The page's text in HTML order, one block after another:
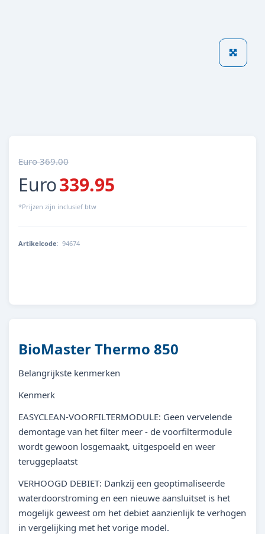
Euro 369.00
Euro339.95
*Prijzen zijn inclusief btw
Artikelcode: 94674
BioMaster Thermo 850
Belangrijkste kenmerken
Kenmerk
EASYCLEAN-VOORFILTERMODUL​E: Geen vervelende
demontage van het filter meer - de voorfiltermodule
wordt gewoon losgemaakt, uitgespoeld en weer
teruggeplaatst
VERHOOGD DEBIET: Dankzij een geoptimaliseerde
waterdoorstroming en een nieuwe aansluitset is het
mogelijk geweest om het debiet aanzienlijk te verhogen
in vergelijking met het vorige model.